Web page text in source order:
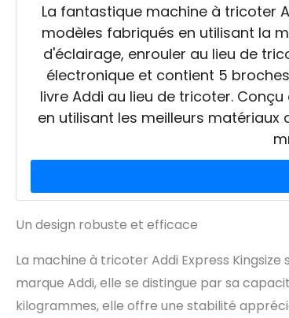
La fantastique machine à tricoter
modèles fabriqués en utilisant la
d'éclairage, enrouler au lieu de
électronique et contient 5
livre Addi au lieu de tricoter.
en utilisant les meilleurs matériaux
Un design robuste et efficace
La machine à tricoter Addi Express
marque Addi, elle se distingue par sa
kilogrammes, elle offre une stabilité